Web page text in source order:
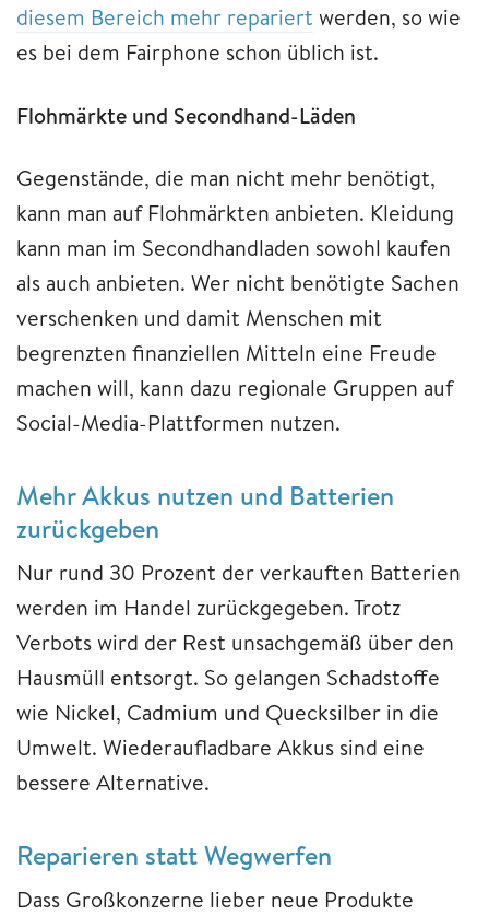
diesem Bereich mehr repariert werden, so wie
es bei dem Fairphone schon üblich ist.
Flohmärkte und Secondhand-Läden
Gegenstände, die man nicht mehr benötigt,
kann man auf Flohmärkten anbieten. Kleidung
kann man im Secondhandladen sowohl kaufen
als auch anbieten. Wer nicht benötigte Sachen
verschenken und damit Menschen mit
begrenzten finanziellen Mitteln eine Freude
machen will, kann dazu regionale Gruppen auf
Social-Media-Plattformen nutzen.
Mehr Akkus nutzen und Batterien
zurückgeben
Nur rund 30 Prozent der verkauften Batterien
werden im Handel zurückgegeben. Trotz
Verbots wird der Rest unsachgemäß über den
Hausmüll entsorgt. So gelangen Schadstoffe
wie Nickel, Cadmium und Quecksilber in die
Umwelt. Wiederaufladbare Akkus sind eine
bessere Alternative.
Reparieren statt Wegwerfen
Dass Großkonzerne lieber neue Produkte